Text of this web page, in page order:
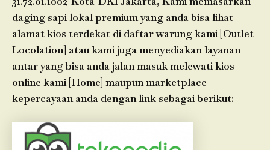
daging sapi lokal premium yang anda bisa lihat
alamat kios terdekat di daftar warung kami [Outlet
Locolation] atau kami juga menyediakan layanan
antar yang bisa anda jalan masuk melewati kios
online kami [Home] maupun marketplace
kepercayaan anda dengan link sebagai berikut: